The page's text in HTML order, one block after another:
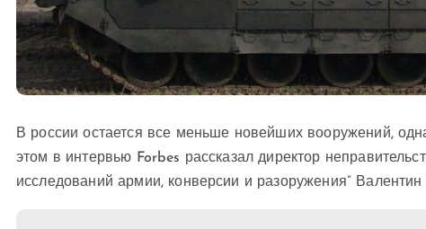
В россии остается все меньше новейших вооружений,
этом в интервью Forbes рассказал директор
исследований армии, конверсии и разоружения”